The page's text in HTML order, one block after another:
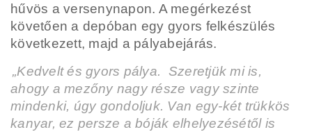
hűvös a versenynapon. A megérkezést
követően a depóban egy gyors felkészülés
következett, majd a pályabejárás.
„Kedvelt és gyors pálya. Szeretjük mi is,
ahogy a mezőny nagy része vagy szinte
mindenki, úgy gondoljuk. Van egy-két trükkös
kanyar, ez persze a bóják elhelyezésétől is